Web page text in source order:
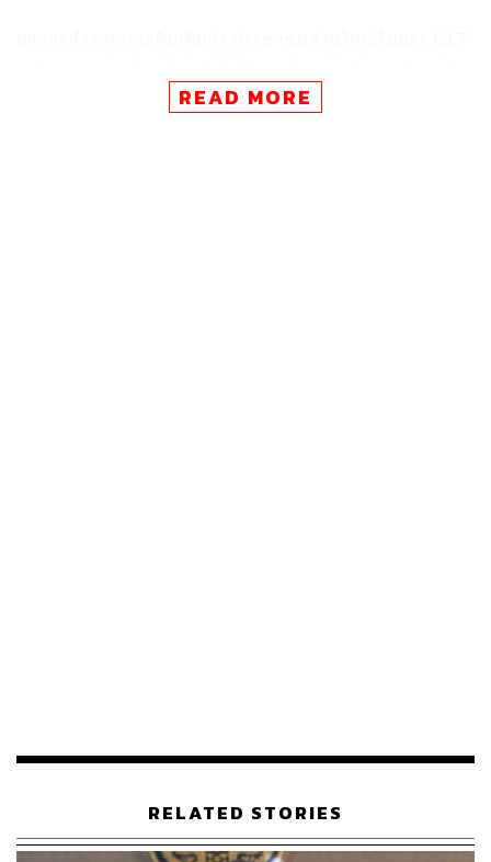
AI Passport ต่อไป ภายใต้เงื่อนไขการดำเนินงานที่โปร่งใส
ตรวจสอบได้ และเกิดประโยชน์สูงสุดต่อภาคประชาชน ซึ่ง
พร้อมนำข้อเสนอแนะและผลสำรวจดังกล่าวมาบูรณาการ
ประดิษฐ์ของประเทศ โดยมุ่งเน้นใน 5 มิติสำคัญ ได้แก่ การ
ลดต้นทุนและเพิ่มรายได้ให้แก่ประชาชน, การยกระดับขีด
READ MORE
RELATED STORIES